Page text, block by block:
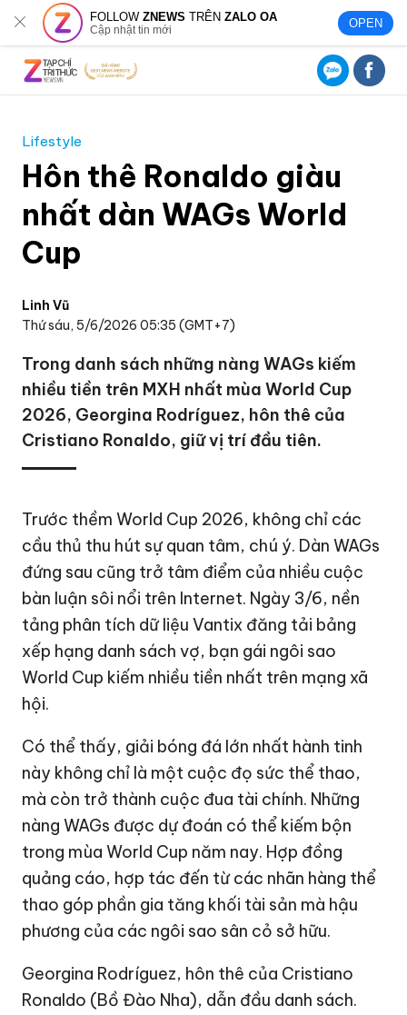
FOLLOWZNEWS TRÊNZALO OA
Cập nhật tin mới OPEN
Lifestyle
Hôn thê Ronaldo giàu
nhất dàn WAGs World
Cup
Linh Vũ
Thứ sáu, 5/6/2026 05:35 (GMT+7)
Trong danh sách những nàng WAGs kiếm
nhiều tiền trên MXH nhất mùa World Cup
2026, Georgina Rodríguez, hôn thê của
Cristiano Ronaldo, giữ vị trí đầu tiên.
Trước thềmWorld Cup 2026, không chỉ các
cầu thủ thu hút sự quan tâm, chú ý. Dàn WAGs
đứng sau cũng trở tâm điểm của nhiều cuộc
bàn luận sôi nổi trên Internet. Ngày 3/6, nền
tảng phân tích dữ liệu Vantix đăng tải bảng
xếp hạng danh sách vợ, bạn gái ngôi sao
World Cup kiếm nhiều tiền nhất trên mạng xã
hội.
Có thể thấy, giải bóng đá lớn nhất hành tinh
này không chỉ là một cuộc đọ sức thể thao,
mà còn trở thành cuộc đua tài chính. Những
nàng WAGs được dự đoán có thể kiếm bộn
trong mùa World Cup năm nay. Hợp đồng
quảng cáo, hợp tác đến từ các nhãn hàng thể
thao góp phần gia tăng khối tài sản mà hậu
phương của các ngôi sao sân cỏ sở hữu.
Georgina Rodríguez, hôn thê của Cristiano
Ronaldo (Bồ Đào Nha), dẫn đầu danh sách.